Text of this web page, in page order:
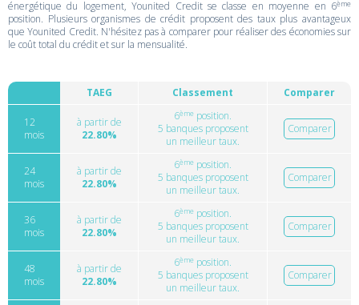
énergétique du logement, Younited Credit se classe en moyenne en 6ème
position. Plusieurs organismes de crédit proposent des taux plus avantageux
que Younited Credit. N'hésitez pas à comparer pour réaliser des économies sur
le coût total du crédit et sur la mensualité.
TAEG Classement Comparer
12
mois
à partir de
22.80%
6ème position.
5 banques proposent
un meilleur taux.
Comparer
24
mois
à partir de
22.80%
6ème position.
5 banques proposent
un meilleur taux.
Comparer
36
mois
à partir de
22.80%
6ème position.
5 banques proposent
un meilleur taux.
Comparer
48
mois
à partir de
22.80%
6ème position.
5 banques proposent
un meilleur taux.
Comparer